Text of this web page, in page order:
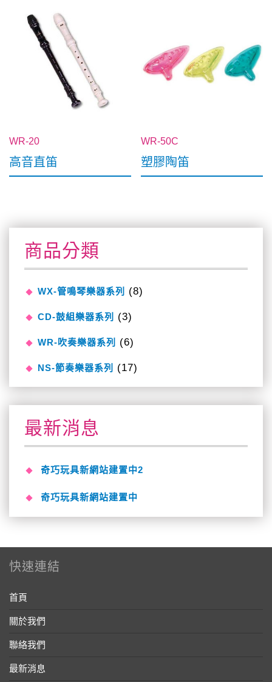
WR-20
高音直笛
WR-50C
塑膠陶笛
商品分類
WX-管鳴琴樂器系列 (8)
CD-鼓組樂器系列 (3)
WR-吹奏樂器系列 (6)
NS-節奏樂器系列 (17)
最新消息
奇巧玩具新網站建置中2
奇巧玩具新網站建置中
快速連結
首頁
關於我們
聯絡我們
最新消息